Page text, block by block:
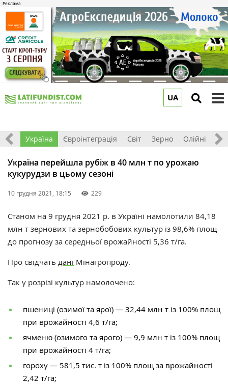
UA
Все Україна Євроінтеграція Світ Зерно Олійні
Україна перейшла рубіж в 40 млн т по урожаю
кукурудзи в цьому сезоні
10 грудня 2021, 18:15 229
Станом на 9 грудня 2021 р. в Україні намолотили 84,18
млн т зернових та зернобобових культур із 98,6% площ
до прогнозу за середньої врожайності 5,36 т/га.
Про свідчать дані Мінагропроду.
Так у розрізі культур намолочено:
пшениці (озимої та ярої) — 32,44 млн т із 100% площ
при врожайності 4,6 т/га;
ячменю (озимого та ярого) — 9,9 млн т із 100% площ
при врожайності 4 т/га;
гороху — 581,5 тис. т із 100% площ за врожайності
2,42 т/га;